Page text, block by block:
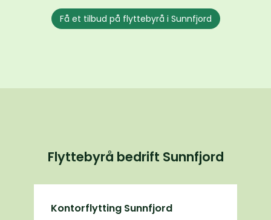
Få et tilbud på flyttebyrå i Sunnfjord
Flyttebyrå bedrift Sunnfjord
Kontorflytting Sunnfjord